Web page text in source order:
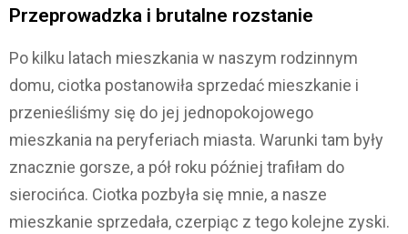
Przeprowadzka i brutalne rozstanie
Po kilku latach mieszkania w naszym rodzinnym
domu, ciotka postanowiła sprzedać mieszkanie i
przenieśliśmy się do jej jednopokojowego
mieszkania na peryferiach miasta. Warunki tam były
znacznie gorsze, a pół roku później trafiłam do
sierocińca. Ciotka pozbyła się mnie, a nasze
mieszkanie sprzedała, czerpiąc z tego kolejne zyski.